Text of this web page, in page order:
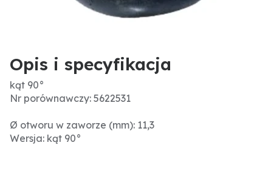
Opis i specyfikacja
kąt 90°
Nr porównawczy: 5622531
Ø otworu w zaworze (mm): 11,3
Wersja: kąt 90°